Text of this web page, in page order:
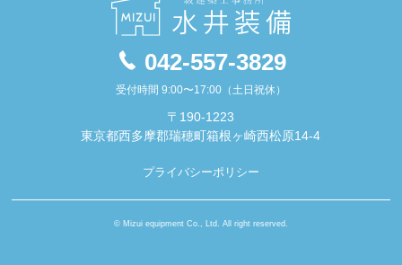
042-557-3829
受付時間 9:00〜17:00（土日祝休）
〒190-1223
東京都西多摩郡瑞穂町箱根ヶ崎西松原14-4
プライバシーポリシー
© Mizui equipment Co., Ltd. All right reserved.